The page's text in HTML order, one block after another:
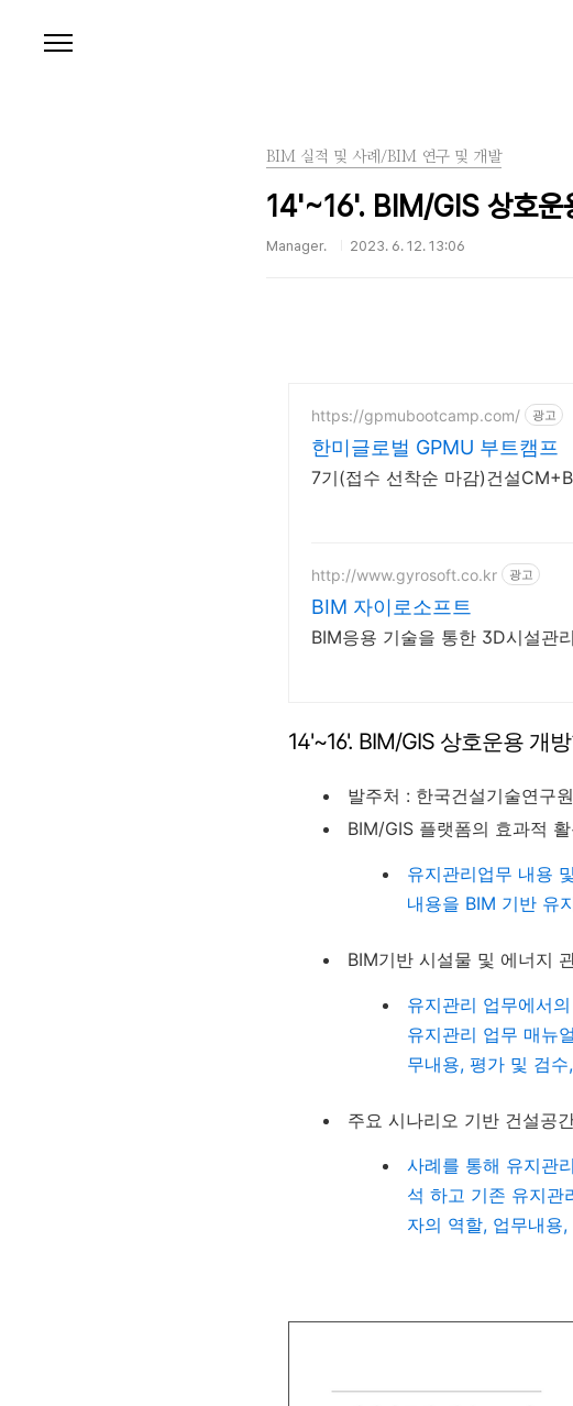
BIM 실적 및 사례/BIM 연구 및 개발
14'~16'. BIM/GIS 상호운
Manager. 2023. 6. 12. 13:06
https://gpmubootcamp.com/ 광고
한미글로벌 GPMU 부트캠프
7기(접수 선착순 마감)건설
http://www.gyrosoft.co.kr 광고
BIM 자이로소프트
BIM응용 기술을 통한 3D시설관
14'~16'. BIM/GIS 상호운용 개
발주처 : 한국건설기술연구원
BIM/GIS 플랫폼의 효과적
유지관리업무 내용
내용을 BIM 기반 유
BIM기반 시설물 및 에너지
유지관리 업무에서
유지관리 업무 매뉴
무내용, 평가 및 검수,
주요 시나리오 기반 건설공
사례를 통해 유지관
석 하고 기존 유지관
자의 역할, 업무내용,